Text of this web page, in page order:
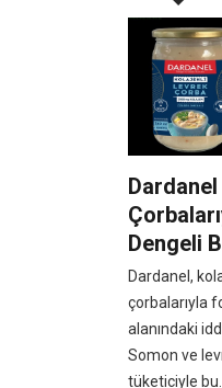
Dengeli
Dardanel,
çorbalarıyla
alanındaki
Somon ve
tüketiciyle bu...